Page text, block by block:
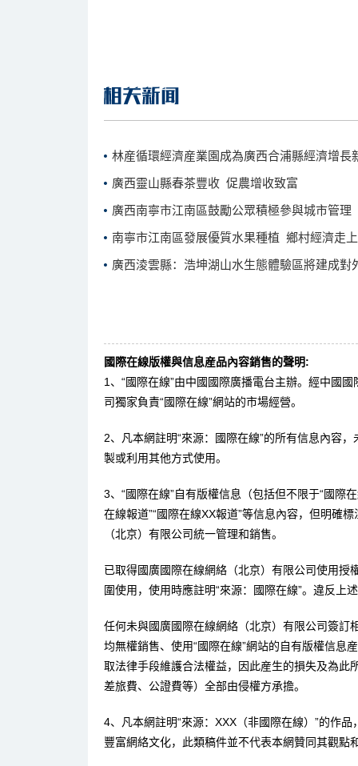
林産循環經濟産業園成為廣西合浦縣經濟增長
廣西靈山縣春茶豐收 促農增收致富
廣西南寧市江南區鼓勵公眾積極參與城市管理
南寧市江南區發展優質水果種植 鄉村經濟走
廣西淩雲縣：浩坤湖山水生態體驗區將建成對
國際在線版權與信息産品內容銷售的聲明:
1、“國際在線”由中國國際廣播電台主辦。經中國
司獨家負責“國際在線”網站的市場經營。
2、凡本網註明“來源：國際在線”的所有信息內容
製或利用其他方式使用。
3、“國際在線”自有版權信息（包括但不限于“國際
在線報道”“國際在線XX報道”等信息內容，但明確
（北京）有限公司統一管理和銷售。
已取得國廣國際在線網絡（北京）有限公司使用
圍使用，使用時應註明“來源：國際在線”。違反上
任何未與國廣國際在線網絡（北京）有限公司簽訂
均無權銷售、使用“國際在線”網站的自有版權信息
取法律手段維護合法權益，因此産生的損失及為此
差旅費、公證費等）全部由侵權方承擔。
4、凡本網註明“來源：XXX（非國際在線）”的作
豐富網絡文化，此類稿件並不代表本網贊同其觀點